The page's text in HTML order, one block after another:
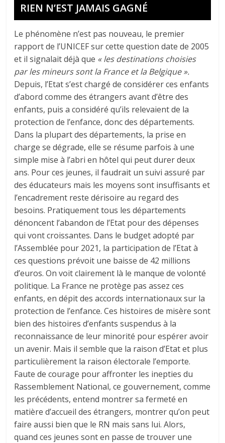
RIEN N’EST JAMAIS GAGNÉ
Le phénomène n’est pas nouveau, le premier
rapport de l’UNICEF sur cette question date de 2005
et il signalait déjà que « les destinations choisies
par les mineurs sont la France et la Belgique ».
Depuis, l’Etat s’est chargé de considérer ces enfants
d’abord comme des étrangers avant d’être des
enfants, puis a considéré qu’ils relevaient de la
protection de l’enfance, donc des départements.
Dans la plupart des départements, la prise en
charge se dégrade, elle se résume parfois à une
simple mise à l’abri en hôtel qui peut durer deux
ans. Pour ces jeunes, il faudrait un suivi assuré par
des éducateurs mais les moyens sont insuffisants et
l’encadrement reste dérisoire au regard des
besoins. Pratiquement tous les départements
dénoncent l’abandon de l’Etat pour des dépenses
qui vont croissantes. Dans le budget adopté par
l’Assemblée pour 2021, la participation de l’Etat à
ces questions prévoit une baisse de 42 millions
d’euros. On voit clairement là le manque de volonté
politique. La France ne protège pas assez ces
enfants, en dépit des accords internationaux sur la
protection de l’enfance. Ces histoires de misère sont
bien des histoires d’enfants suspendus à la
reconnaissance de leur minorité pour espérer avoir
un avenir. Mais il semble que la raison d’Etat et plus
particulièrement la raison électorale l’emporte.
Faute de courage pour affronter les inepties du
Rassemblement National, ce gouvernement, comme
les précédents, entend montrer sa fermeté en
matière d’accueil des étrangers, montrer qu’on peut
faire aussi bien que le RN mais sans lui. Alors,
quand ces jeunes sont en passe de trouver une